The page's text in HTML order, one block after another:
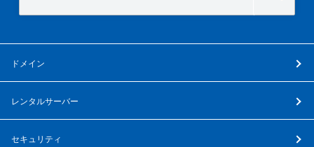
ドメイン
レンタルサーバー
セキュリティ